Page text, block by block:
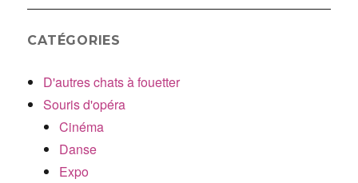
CATÉGORIES
D'autres chats à fouetter
Souris d'opéra
Cinéma
Danse
Expo